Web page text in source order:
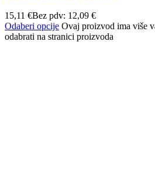
15,11 €Bez pdv: 12,09 €
Odaberi opcije Ovaj proizvod ima više
odabrati na stranici proizvoda